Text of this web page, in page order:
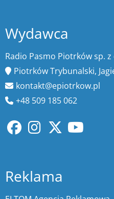
Wydawca
Radio Pasmo Piotrków sp. z
Piotrków Trybunalski,
kontakt@epiotrkow.pl
+48 509 185 062
Reklama